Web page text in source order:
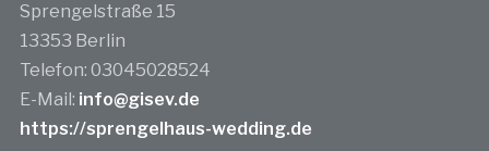
Sprengelstraße 15
13353 Berlin
Telefon: 03045028524
E-Mail: info@gisev.de
https://sprengelhaus-wedding.de